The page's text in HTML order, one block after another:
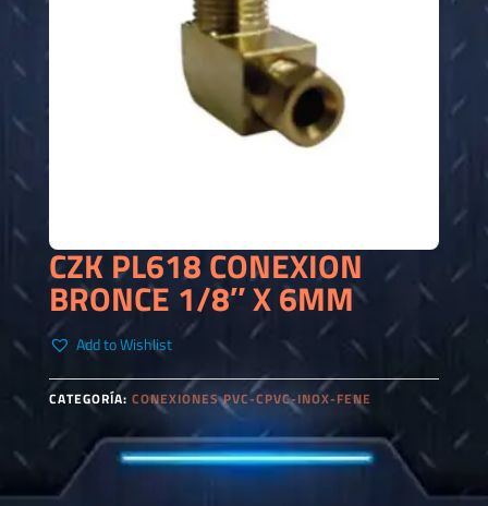
CZK PL618 CONEXION
BRONCE 1/8″ X 6MM
Add to Wishlist
CATEGORÍA: CONEXIONES PVC-CPVC-INOX-FENE